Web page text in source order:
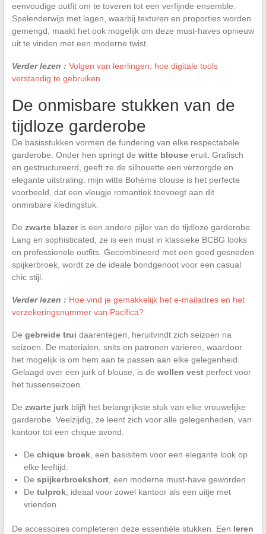
eenvoudige outfit om te toveren tot een verfijnde ensemble.
Spelenderwijs met lagen, waarbij texturen en proporties worden
gemengd, maakt het ook mogelijk om deze must-haves opnieuw
uit te vinden met een moderne twist.
Verder lezen : Volgen van leerlingen: hoe digitale tools
verstandig te gebruiken
De onmisbare stukken van de
tijdloze garderobe
De basisstukken vormen de fundering van elke respectabele
garderobe. Onder hen springt de witte blouseeruit. Grafisch
en gestructureerd, geeft ze de silhouette een verzorgde en
elegante uitstraling. mijn witte Bohème blouse is het perfecte
voorbeeld, dat een vleugje romantiek toevoegt aan dit
onmisbare kledingstuk.
De zwarte blazeris een andere pijler van de tijdloze garderobe.
Lang en sophisticated, ze is een must in klassieke BCBG looks
en professionele outfits. Gecombineerd met een goed gesneden
spijkerbroek, wordt ze de ideale bondgenoot voor een casual
chic stijl.
Verder lezen : Hoe vind je gemakkelijk het e-mailadres en het
verzekeringsnummer van Pacifica?
De gebreide trui daarentegen, heruitvindt zich seizoen na
seizoen. De materialen, snits en patronen variëren, waardoor
het mogelijk is om hem aan te passen aan elke gelegenheid.
Gelaagd over een jurk of blouse, is de wollen vestperfect voor
het tussenseizoen.
De zwarte jurkblijft het belangrijkste stuk van elke vrouwelijke
garderobe. Veelzijdig, ze leent zich voor alle gelegenheden, van
kantoor tot een chique avond.
De chique broek, een basisitem voor een elegante look op
elke leeftijd.
De spijkerbroekshort, een moderne must-have geworden.
De tulprok, ideaal voor zowel kantoor als een uitje met
vrienden.
De accessoires completeren deze essentiële stukken. Een leren